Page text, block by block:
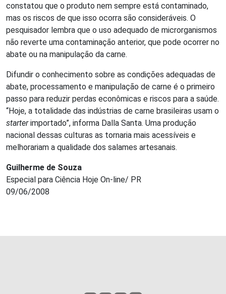
constatou que o produto nem sempre está contaminado,
mas os riscos de que isso ocorra são consideráveis. O
pesquisador lembra que o uso adequado de microrganismos
não reverte uma contaminação anterior, que pode ocorrer no
abate ou na manipulação da carne.
Difundir o conhecimento sobre as condições adequadas de
abate, processamento e manipulação de carne é o primeiro
passo para reduzir perdas econômicas e riscos para a saúde.
“Hoje, a totalidade das indústrias de carne brasileiras usam o
starterimportado”, informa Dalla Santa. Uma produção
nacional dessas culturas as tornaria mais acessíveis e
melhorariam a qualidade dos salames artesanais.
Guilherme de Souza
Especial para Ciência Hoje On-line/ PR
09/06/2008